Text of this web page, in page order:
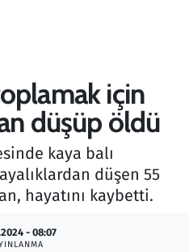
için
düşüp öldü
kaya balı
düşen 55
hayatını kaybetti.
- 08:07